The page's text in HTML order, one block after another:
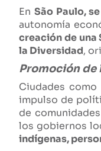
En São Paulo,
autonomía
creación de una
la Diversidad,
Promoción
Ciudades
impulso de
de
los gobiernos
indígenas,